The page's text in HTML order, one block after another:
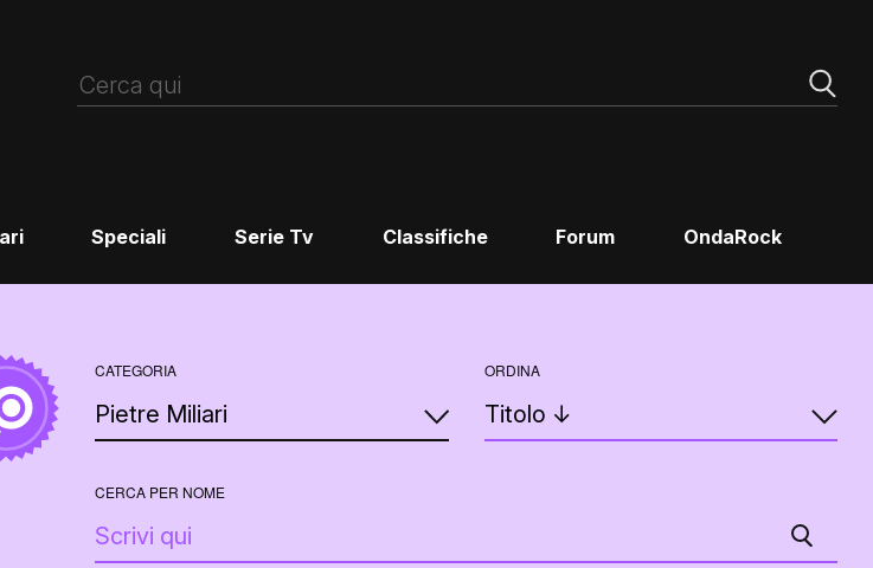
Speciali Serie Tv Classifiche Forum OndaRock
CATEGORIA ORDINA
CERCA PER NOME